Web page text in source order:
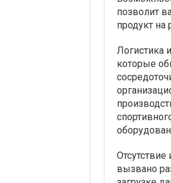
позволит
продукт на
Логистика
которые
вызвано